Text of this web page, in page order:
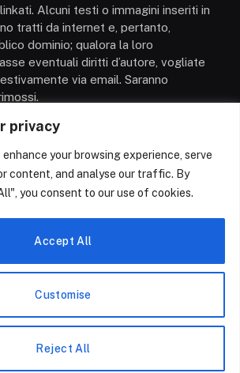
privacy
your browsing experience, serve
content, and analyse our traffic. By
you consent to our use of cookies.
Customise
Reject All
Accept All
Alcuni testi o immagini inseriti in
tratti da internet e, pertanto,
dominio; qualora la loro
eventuali diritti d’autore, vogliate
via email. Saranno
Negoziazione.blog | All Rights